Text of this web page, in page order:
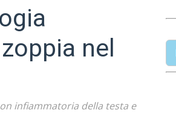
nel
infiammatoria della testa e